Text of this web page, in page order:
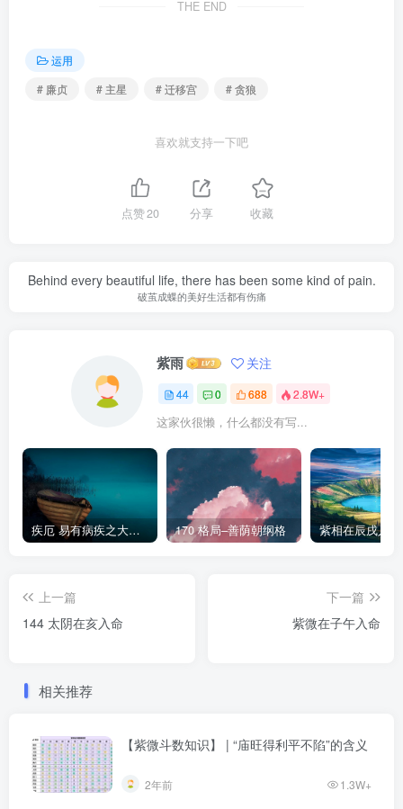
THE END
运用
# 廉贞
# 主星 # 迁移宫 # 贪狼
喜欢就支持一下吧
点赞20 分享 收藏
Behind every beautiful life, there has been some kind of pain.
破茧成蝶的美好生活都有伤痛
紫雨 关注
44 0 688 2.8W+
这家伙很懒，什么都没有写...
疾厄 易有病疾之大限及流年 170 格局–善荫朝纲格 紫相在辰戌入命
上一篇
144 太阴在亥入命
下一篇
紫微在子午入命
相关推荐
【紫微斗数知识】 | “庙旺得利平不陷”的含义
2年前 1.3W+